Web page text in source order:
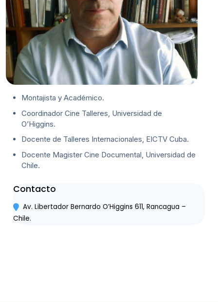
Montajista y Académico.
Coordinador Cine Talleres, Universidad de
O’Higgins.
Docente de Talleres Internacionales, EICTV Cuba.
Docente Magister Cine Documental, Universidad de
Chile.
Contacto
Av. Libertador Bernardo O’Higgins 611, Rancagua –
Chile.